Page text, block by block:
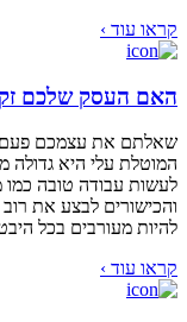
קראו עוד ›
האם העסק שלכם
שאלתם את עצמכם פעם
המוטלת עלי היא גדולה
לעשות עבודה טובה
והכישורים לבצע את
להיות מעורבים בכל
קראו עוד ›